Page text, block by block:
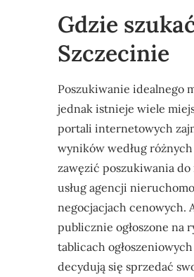
Gdzie
Szczecinie
Poszukiwanie idealnego
jednak istnieje wiele
portali internetowych
wyników według
zawęzić poszukiwania
usług agencji
negocjacjach cenowych.
publicznie ogłoszone na
tablicach
decydują się sprzedać